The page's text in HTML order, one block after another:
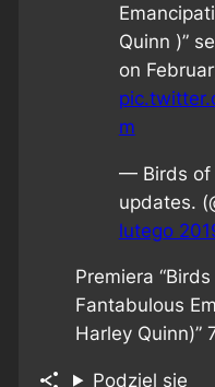
Quinn )”
on
m
— Birds of
updates.
lutego
Premiera
Fantabulous
Harley Quinn)”
Podziel się